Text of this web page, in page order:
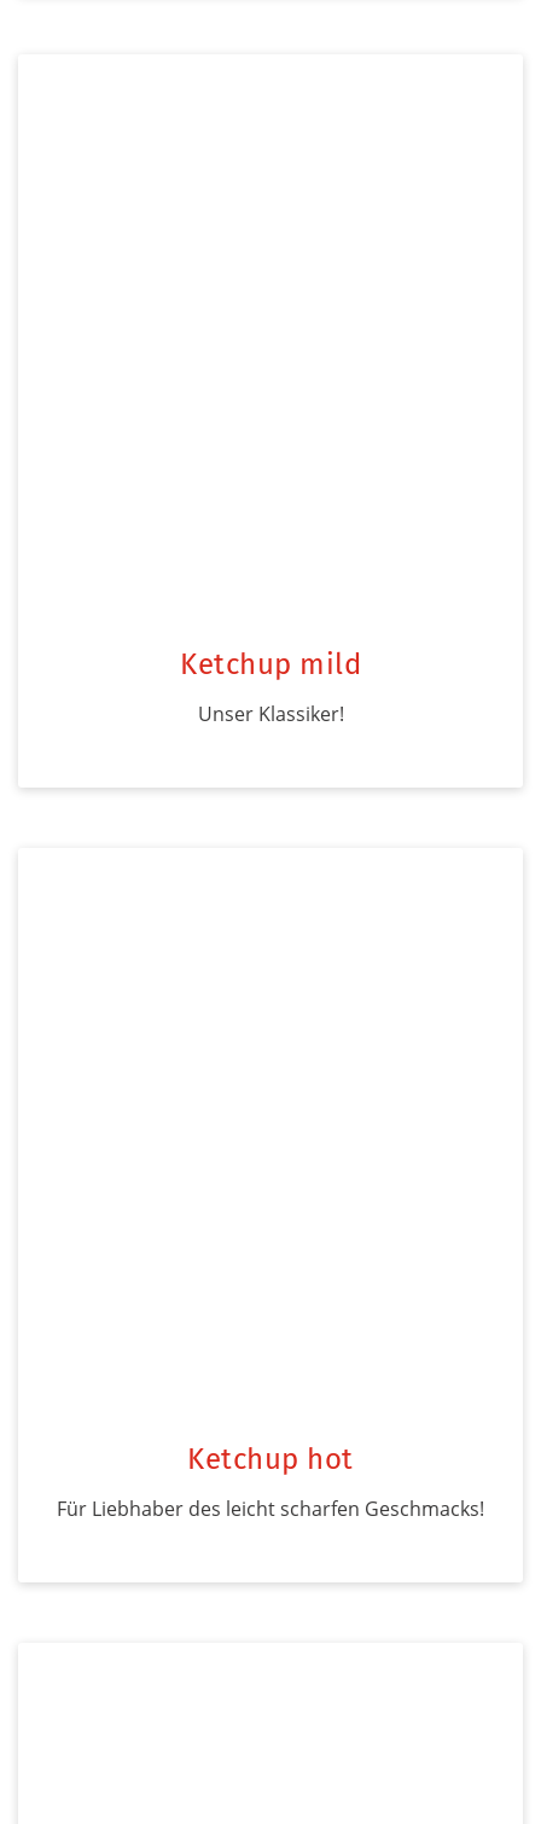
Ketchup mild
Unser Klassiker!
Ketchup hot
Für Liebhaber des leicht scharfen Geschmacks!